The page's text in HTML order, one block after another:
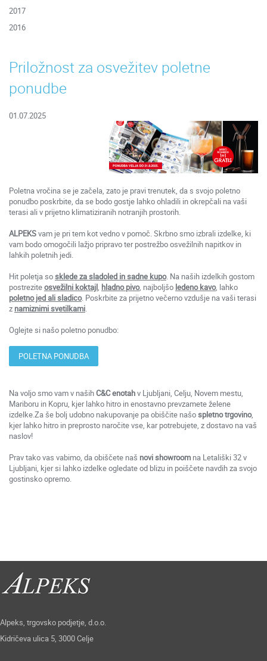
2017
2016
Priložnost za osvežitev poletne
ponudbe
01.07.2025
Poletna vročina se je začela, zato je pravi trenutek, da s svojo poletno
ponudbo poskrbite, da se bodo gostje lahko ohladili in okrepčali na vaši
terasi ali v prijetno klimatiziranih notranjih prostorih.
ALPEKSvam je pri tem kot vedno v pomoč. Skrbno smo izbrali izdelke, ki
vam bodo omogočili lažjo pripravo ter postrežbo osvežilnih napitkov in
lahkih poletnih jedi.
Hit poletja sosklede za sladoled in sadne kupo. Na naših izdelkih gostom
postreziteosvežilni koktajl, hladno pivo, najboljšo ledeno kavo, lahko
poletno jed ali sladico. Poskrbite za prijetno večerno vzdušje na vaši terasi
z namiznimi svetilkami.
Oglejte si našo poletno ponudbo:
POLETNA PONUDBA
Na voljo smo vam v našihC&C enotahv Ljubljani, Celju, Novem mestu,
Mariboru in Kopru, kjer lahko hitro in enostavno prevzamete želene
izdelke.Za še bolj udobno nakupovanje pa obiščite našospletno trgovino,
kjer lahko hitro in preprosto naročite vse, kar potrebujete, z dostavo na vaš
naslov!
Prav tako vas vabimo, da obiščete naš novi showroom na Letališki 32 v
Ljubljani, kjer si lahko izdelke ogledate od blizu in poiščete navdih za svojo
gostinsko opremo.
Alpeks, trgovsko podjetje, d.o.o.
Kidričeva ulica 5, 3000 Celje